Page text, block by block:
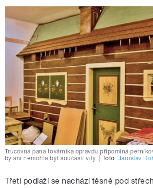
Trucovna pana továrníka opravdu připomíná
by ani nemohla být součástí vily
foto: Jaroslav
Třetí podlaží se nachází těsně pod